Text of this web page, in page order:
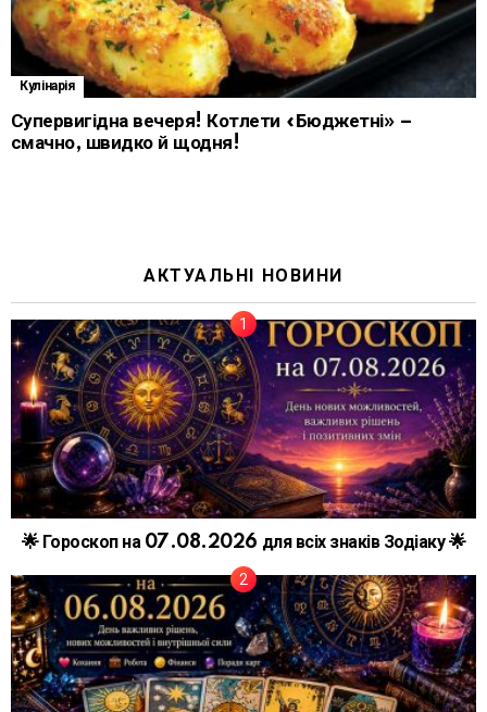
Кулінарія
Супервигідна вечеря! Котлети «Бюджетні» –
смачно, швидко й щодня!
АКТУАЛЬНІ НОВИНИ
🌟 Гороскоп на 07.08.2026 для всіх знаків Зодіаку 🌟